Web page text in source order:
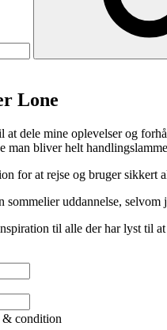
Lone
dele mine oplevelser og
man bliver helt
for at rejse og bruger sikkert
sommelier uddannelse,
til alle der har lyst til
& condition